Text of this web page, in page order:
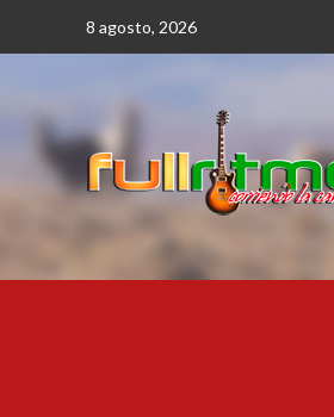
8 agosto, 2026